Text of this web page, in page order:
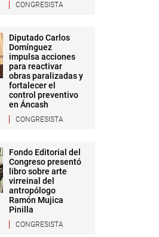
CONGRESISTA
Diputado Carlos
Domínguez
impulsa acciones
para reactivar
obras paralizadas y
fortalecer el
control preventivo
en Áncash
CONGRESISTA
Fondo Editorial del
Congreso presentó
libro sobre arte
virreinal del
antropólogo
Ramón Mujica
Pinilla
CONGRESISTA